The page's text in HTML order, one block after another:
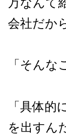
会社だか
「そんな
「具体
を出すん